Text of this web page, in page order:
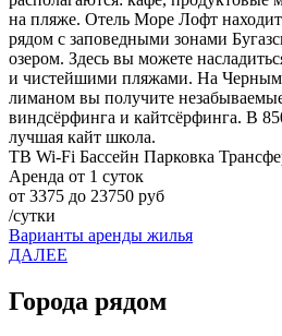
на пляже. Отель Море Лофт
рядом с заповедными зонами
озером. Здесь вы можете
и чистейшими пляжами. На
лиманом вы получите
виндсёрфинга и кайтсёрфинга. В
лучшая кайт школа.
ТВ Wi-Fi Бассейн Парковка
Аренда от 1 суток
от 3375 до 23750 руб
/сутки
Варианты аренды жилья
ДАЛЕЕ
Города рядом